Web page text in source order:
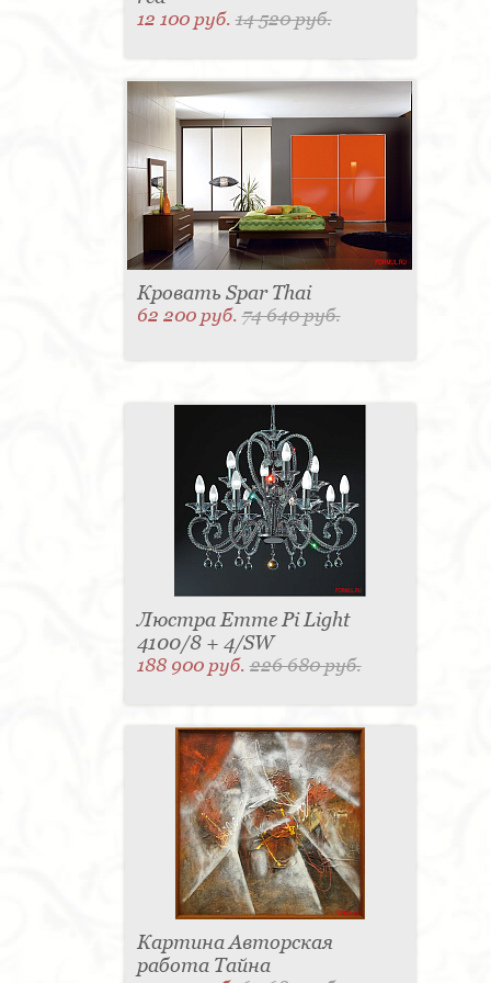
12 100 руб.14 520 руб.
Кровать Spar Thai
62 200 руб.74 640 руб.
Люстра Emme Pi Light
4100/8 + 4/SW
188 900 руб.226 680 руб.
Картина Авторская
работа Тайна